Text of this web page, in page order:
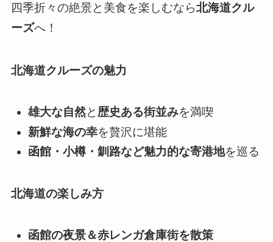
四季折々の絶景と美食を楽しむなら北海道クル
ーズへ！
北海道クルーズの魅力
雄大な自然と 歴史ある街並みを満喫
新鮮な海の幸を贅沢に堪能
函館・小樽・釧路など魅力的な寄港地を巡る
北海道の楽しみ方
函館の夜景＆赤レンガ倉庫街を散策